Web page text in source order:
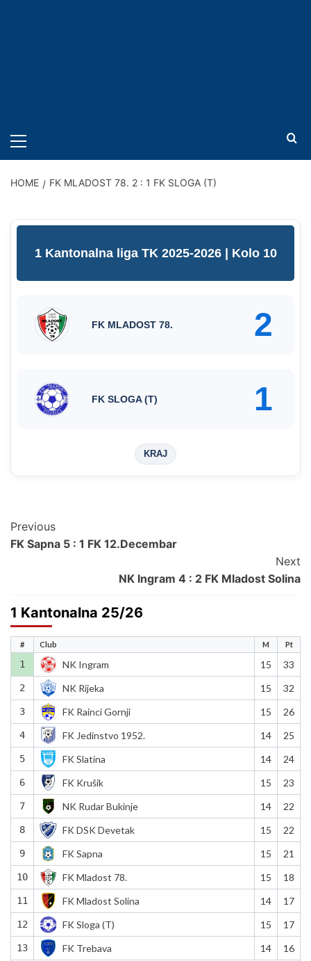
MENU
HOME FK MLADOST 78. 2 : 1 FK SLOGA (T)
1 Kantonalna liga TK 2025-2026 | Kolo 10
FK MLADOST 78. 2
FK SLOGA (T) 1
KRAJ
Post
Navigation
Previous
FK Sapna 5 : 1 FK 12.Decembar
Next
NK Ingram 4 : 2 FK Mladost Solina
1 Kantonalna 25/26
# Club M Pt
1 NK Ingram 15 33
2 NK Rijeka 15 32
3 FK Rainci Gornji 15 26
4 FK Jedinstvo 1952. 14 25
5 FK Slatina 14 24
6 FK Krušik 15 23
7 NK Rudar Bukinje 14 22
8 FK DSK Devetak 15 22
9 FK Sapna 15 21
10 FK Mladost 78. 15 18
11 FK Mladost Solina 14 17
12 FK Sloga (T) 15 17
13 FK Trebava 14 16